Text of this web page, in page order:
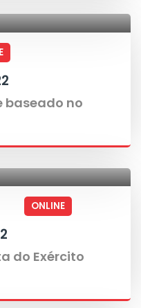
baseado no
ONLINE
do Exército